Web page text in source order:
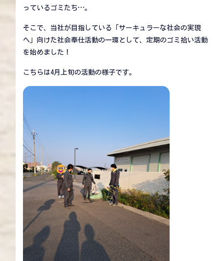
っているゴミたち…。
そこで、当社が目指している「サーキュラーな社会の実現
へ」向けた社会奉仕活動の一環として、定期のゴミ拾い活動
を始めました！
こちらは4月上旬の活動の様子です。